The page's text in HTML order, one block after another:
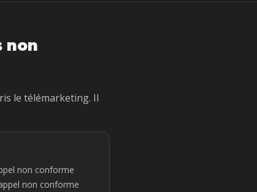
non
le télémarketing. Il
non conforme
non conforme